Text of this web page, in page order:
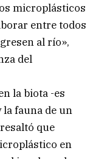
microplásticos
entre todos
al río»,
del
la biota -es
fauna de un
que
en